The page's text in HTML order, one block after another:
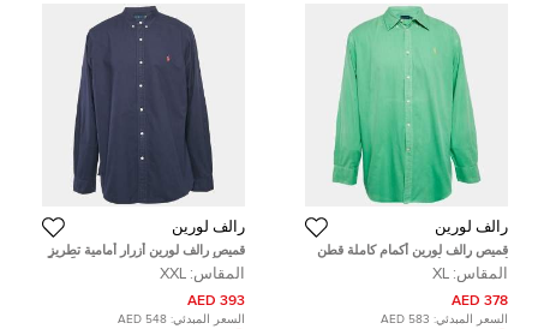
رالف لورين
قميص رالف لورين أكمام كاملة قطن
أخضر بأزرار أمامية مقاس كبير جدًا -
إكس لارج
المقاس: XL
378 AED
السعر المبدئي: 583 AED
رالف لورين
قميص رالف لورين أزرار أمامية تطريز
شعار أزرق كحلي مقاس كبير جداً جداً
(اكس اكس لارج)
المقاس: XXL
393 AED
السعر المبدئي: 548 AED